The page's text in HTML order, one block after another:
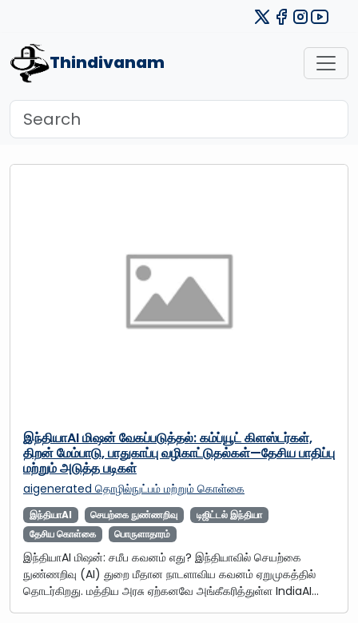
Thindivanam
இந்தியாAI மிஷன் வேகப்படுத்தல்: கம்ப்யூட் கிளஸ்டர்கள்,
திறன் மேம்பாடு, பாதுகாப்பு வழிகாட்டுதல்கள்—தேசிய பாதிப்பு
மற்றும் அடுத்த படிகள்
aigenerated தொழில்நுட்பம் மற்றும் கொள்கை
இந்தியாAI செயற்கை நுண்ணறிவு
டிஜிட்டல் இந்தியா
தேசிய கொள்கை
பொருளாதாரம்
இந்தியாAI மிஷன்: சமீப கவனம் எது? இந்தியாவில் செயற்கை
நுண்ணறிவு (AI) துறை மீதான நாடளாவிய கவனம் ஏறுமுகத்தில்
தொடர்கிறது. மத்திய அரசு ஏற்கனவே அங்கீகரித்துள்ள IndiaAI…